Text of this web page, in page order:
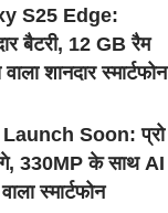
S25 Edge:
बैटरी, 12 GB रैम
शानदार स्मार्टफोन
Soon: प्रो
330MP के साथ AI
स्मार्टफोन